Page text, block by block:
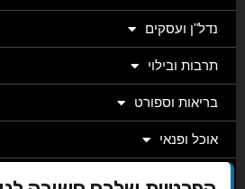
נדל"ן ועסקים
תרבות ובילוי
בריאות וספורט
אוכל ופנאי